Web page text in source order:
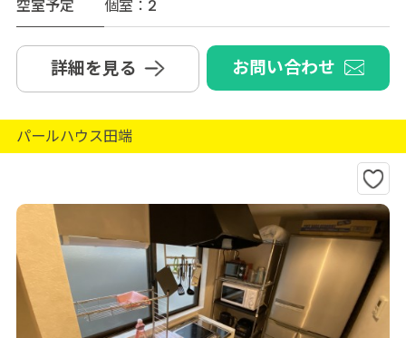
空室予定
個室：2
詳細を見る お問い合わせ
パールハウス田端